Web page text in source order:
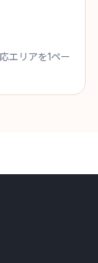
エリアを1ペー